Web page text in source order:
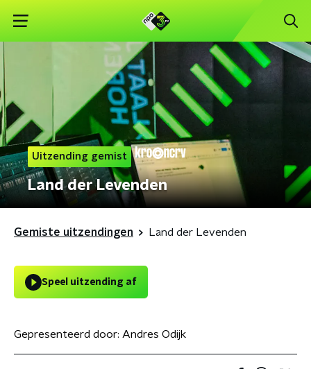
Uitzending gemist
Land der Levenden
Gemiste uitzendingen Land der Levenden
Speel uitzending af
Gepresenteerd door: Andres Odijk